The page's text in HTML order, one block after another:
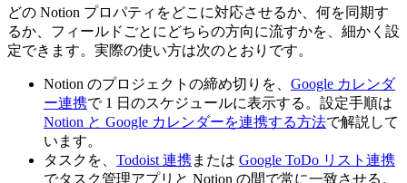
どの Notion プロパティをどこに対応させるか、何を同期す
るか、フィールドごとにどちらの方向に流すかを、細かく設
定できます。実際の使い方は次のとおりです。
Notion のプロジェクトの締め切りを、 Google カレンダ
ー連携で 1 日のスケジュールに表示する。設定手順は
Notion と Google カレンダーを連携する方法で解説して
います。
タスクを、 Todoist 連携または Google ToDo リスト連携
でタスク管理アプリと Notion の間で常に一致させる。